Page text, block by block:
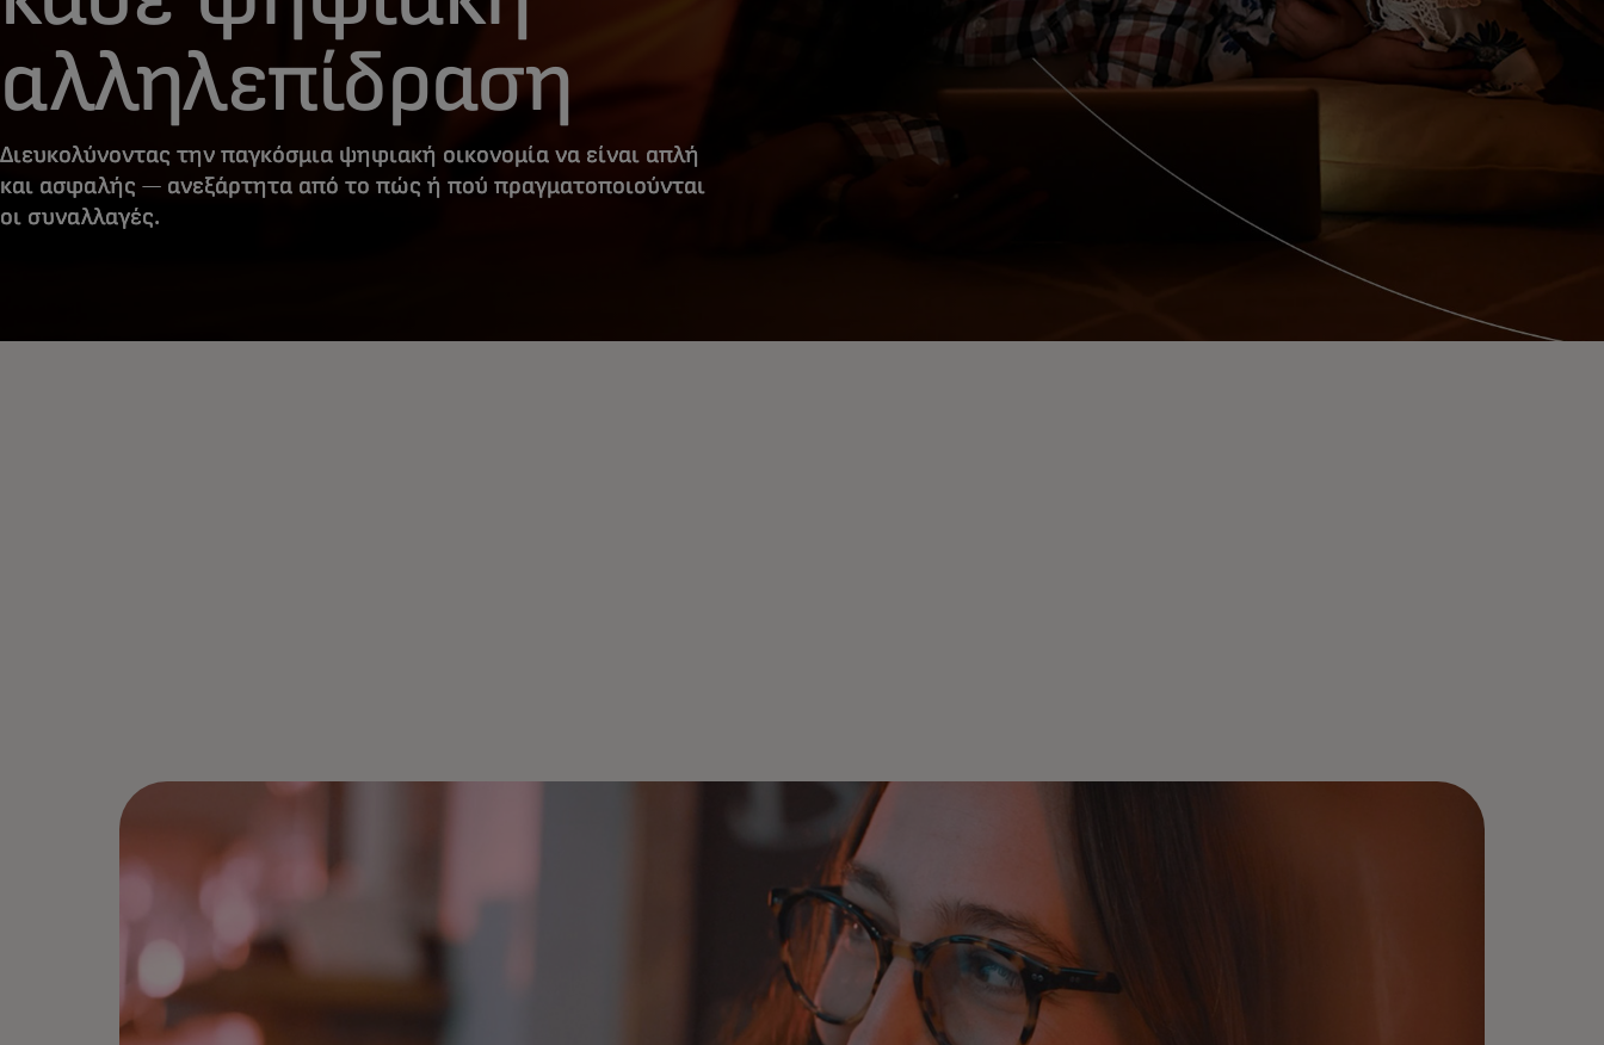
αλληλεπίδραση
Διευκολύνοντας την παγκόσμια ψηφιακή οικονομία να είναι απλή
και ασφαλής — ανεξάρτητα από το πώς ή πού πραγματοποιούνται
οι συναλλαγές.